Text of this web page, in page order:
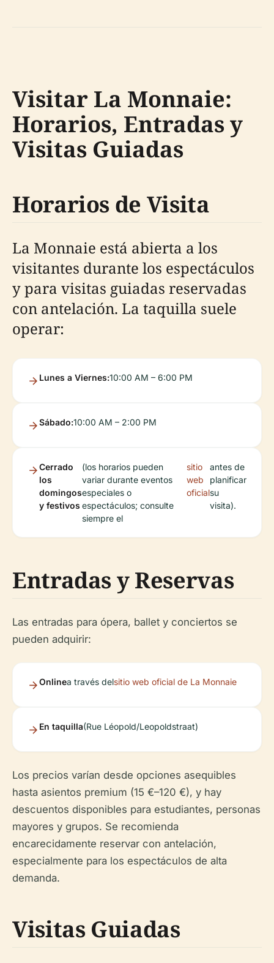
Visitar La Monnaie:
Horarios, Entradas y
Visitas Guiadas
Horarios de Visita
La Monnaie está abierta a los
visitantes durante los espectáculos
y para visitas guiadas reservadas
con antelación. La taquilla suele
operar:
Lunes a Viernes:10:00 AM – 6:00 PM
Sábado:10:00 AM – 2:00 PM
Cerrado
los
domingos
y festivos
(los horarios pueden
variar durante eventos
especiales o
espectáculos; consulte
siempre el
sitio
web
oficial
antes de
planificar
su
visita).
Entradas y Reservas
Las entradas para ópera, ballet y conciertos se
pueden adquirir:
Onlinea través delsitio web oficial de La Monnaie
En taquilla(Rue Léopold/Leopoldstraat)
Los precios varían desde opciones asequibles
hasta asientos premium (15 €–120 €), y hay
descuentos disponibles para estudiantes, personas
mayores y grupos. Se recomienda
encarecidamente reservar con antelación,
especialmente para los espectáculos de alta
demanda.
Visitas Guiadas